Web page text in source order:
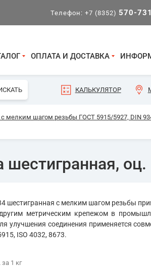
Телефон: +7 (8352) 570-731
ОПЛАТА И ДОСТАВКА
КАЛЬКУЛЯТОР
с мелким шагом резьбы ГОСТ 5915/5927, DIN
оц.
шестигранная с мелким шагом резьбы
метрическим крепежом в
улучшения соединения применяется
ISO 4032, 8673.
за 1 кг